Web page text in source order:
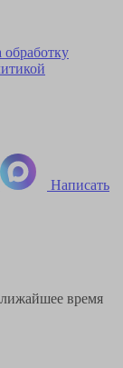
обработку
Написать
время